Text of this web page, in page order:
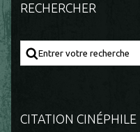
RECHERCHER
CITATION CINÉPHILE